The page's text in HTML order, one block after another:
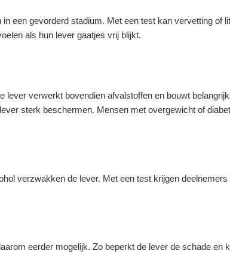
een gevorderd stadium. Met een test kan vervetting of
als hun lever gaatjes vrij blijkt.
verwerkt bovendien afvalstoffen en bouwt
sterk beschermen. Mensen met overgewicht of
verzwakken de lever. Met een test krijgen
eerder mogelijk. Zo beperkt de lever de schade en